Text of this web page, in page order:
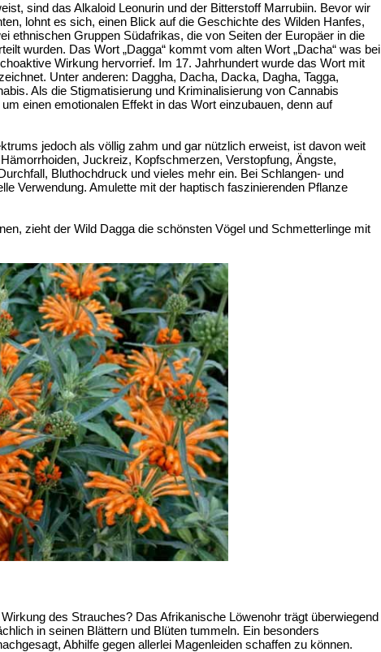
sind das Alkaloid Leonurin und der Bitterstoff Marrubiin. Bevor wir
lohnt es sich, einen Blick auf die Geschichte des Wilden Hanfes,
ethnischen Gruppen Südafrikas, die von Seiten der Europäer in die
wurden. Das Wort „Dagga“ kommt vom alten Wort „Dacha“ was bei
Wirkung hervorrief. Im 17. Jahrhundert wurde das Wort mit
Unter anderen: Daggha, Dacha, Dacka, Dagha, Tagga,
Als die Stigmatisierung und Kriminalisierung von Cannabis
einen emotionalen Effekt in das Wort einzubauen, denn auf
jedoch als völlig zahm und gar nützlich erweist, ist davon weit
Juckreiz, Kopfschmerzen, Verstopfung, Ängste,
Bluthochdruck und vieles mehr ein. Bei Schlangen- und
Verwendung. Amulette mit der haptisch faszinierenden Pflanze
zieht der Wild Dagga die schönsten Vögel und Schmetterlinge mit
des Strauches? Das Afrikanische Löwenohr trägt überwiegend
in seinen Blättern und Blüten tummeln. Ein besonders
Abhilfe gegen allerlei Magenleiden schaffen zu können.